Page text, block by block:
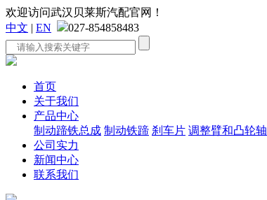
欢迎访问武汉贝莱斯汽配官网！
中文 | EN 027-854858483
首页
关于我们
产品中心
制动蹄铁总成 制动铁蹄 刹车片 调整臂和凸轮轴
公司实力
新闻中心
联系我们